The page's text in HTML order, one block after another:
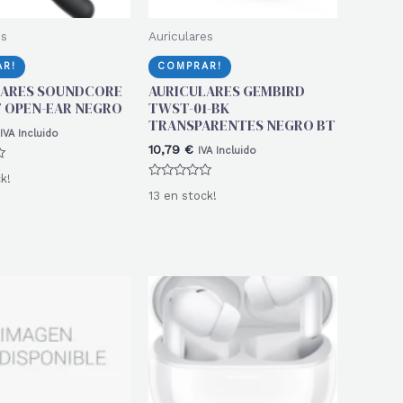
SOUNDCORE
EAR NEGRO
IVA Incluido
Auriculares
COMPRAR!
AURICULARES GEMBIRD
TWST-01-BK
TRANSPARENTES NEGRO BT
10,79€ IVA Incluido
con
13 en stock!